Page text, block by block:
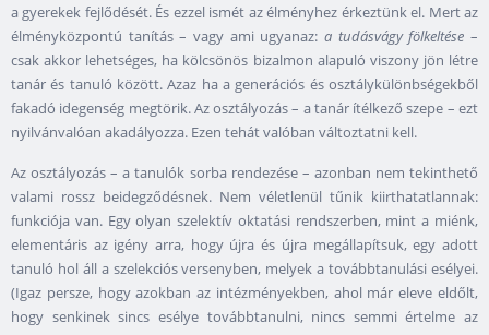
a gyerekek fejlődését. És ezzel ismét az élményhez érkeztünk el. Mert az
élményközpontú tanítás – vagy ami ugyanaz: a tudásvágy fölkeltése –
csak akkor lehetséges, ha kölcsönös bizalmon alapuló viszony jön létre
tanár és tanuló között. Azaz ha a generációs és osztálykülönbségekből
fakadó idegenség megtörik. Az osztályozás – a tanár ítélkező szepe – ezt
nyilvánvalóan akadályozza. Ezen tehát valóban változtatni kell.
Az osztályozás – a tanulók sorba rendezése – azonban nem tekinthető
valami rossz beidegződésnek. Nem véletlenül tűnik kiirthatatlannak:
funkciója van. Egy olyan szelektív oktatási rendszerben, mint a miénk,
elementáris az igény arra, hogy újra és újra megállapítsuk, egy adott
tanuló hol áll a szelekciós versenyben, melyek a továbbtanulási esélyei.
(Igaz persze, hogy azokban az intézményekben, ahol már eleve eldőlt,
hogy senkinek sincs esélye továbbtanulni, nincs semmi értelme az